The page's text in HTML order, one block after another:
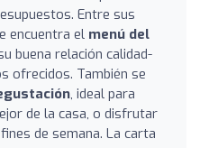
Entre sus
encuentra el menú del
buena relación calidad-
ofrecidos. También se
, ideal para
de la casa, o disfrutar
de semana. La carta